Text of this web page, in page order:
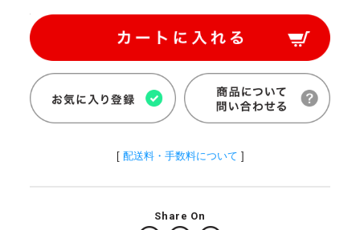
[ 配送料・手数料について ]
Share On